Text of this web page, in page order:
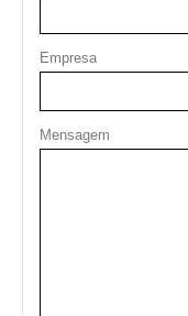
Empresa
Mensagem